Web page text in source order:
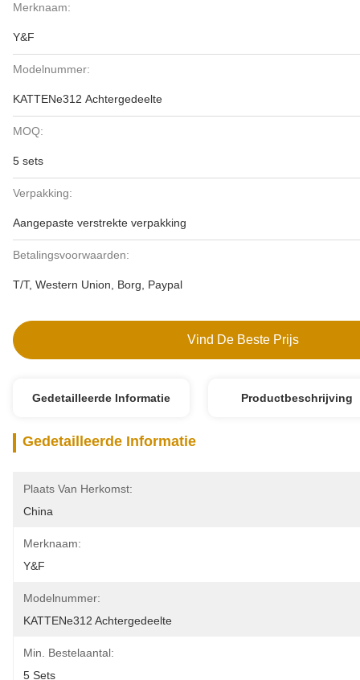
Merknaam:
Y&F
Modelnummer:
KATTENe312 Achtergedeelte
MOQ:
5 sets
Verpakking:
Aangepaste verstrekte verpakking
Betalingsvoorwaarden:
T/T, Western Union, Borg, Paypal
Vind De Beste Prijs
Gedetailleerde Informatie Productbeschrijving
Gedetailleerde Informatie
Plaats Van Herkomst:
China
Merknaam:
Y&F
Modelnummer:
KATTENe312 Achtergedeelte
Min. Bestelaantal:
5 Sets